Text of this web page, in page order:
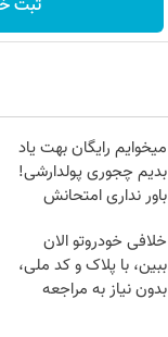
ثبت
میخوایم رایگان بهت یاد
بدیم چجوری پولدارشی!
باور نداری امتحانش
خلافی خودروتو الان
ببین، با پلاک و کد ملی،
بدون نیاز به مراجعه